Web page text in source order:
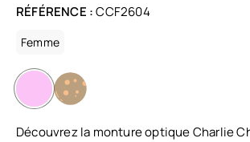
RÉFÉRENCE :CCF2604
Femme
Découvrez la monture optique Charlie